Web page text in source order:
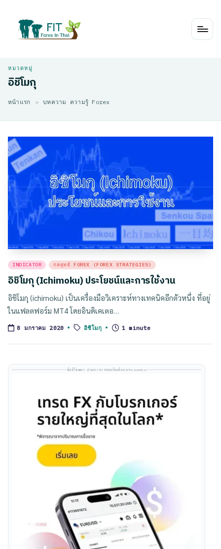
อิชิโมกุ
หน้าแรก » บทความ ความรู้ Forex
Posted
INDICATOR กลยุทธ์ FOREX (FOREX STRATEGIES)
อิชิโมกุ (Ichimoku) ประโยชน์และการใช้งาน
อิชิโมกุ (ichimoku) เป็นเครื่องมือวิเคราะห์ทางเทคนิคอีกตัวหนึ่ง ที่อยู่
ในแฟลตฟอร์ม MT4 โดยอินดิเคเตอ…
8 มกราคม 2020
Tags: อิชิโมกุ 1 minute
พื้นที่โฆษณา · ผ่านการตรวจสอบโดยทีมงาน Forexinthai